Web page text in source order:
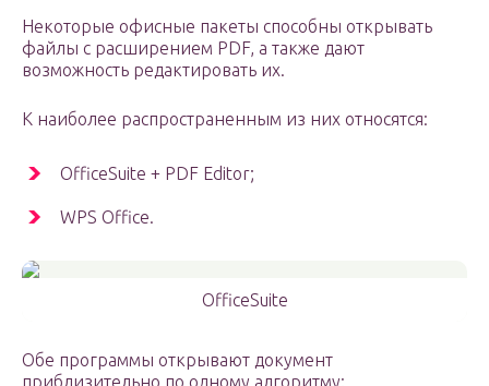
Некоторые офисные пакеты способны открывать
файлы с расширением PDF, а также дают
возможность редактировать их.
К наиболее распространенным из них относятся:
OfficeSuite + PDF Editor;
WPS Office.
OfficeSuite
Обе программы открывают документ
приблизительно по одному алгоритму: